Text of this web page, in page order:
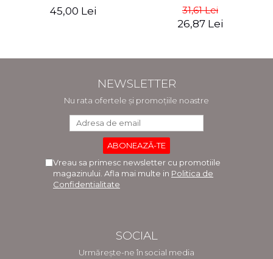
45,00 Lei 31,61 Lei
26,87 Lei
NEWSLETTER
Nu rata ofertele și promoțiile noastre
Vreau sa primesc newsletter cu promotiile
magazinului. Afla mai multe in Politica de
Confidentialitate
SOCIAL
Urmărește-ne în social media